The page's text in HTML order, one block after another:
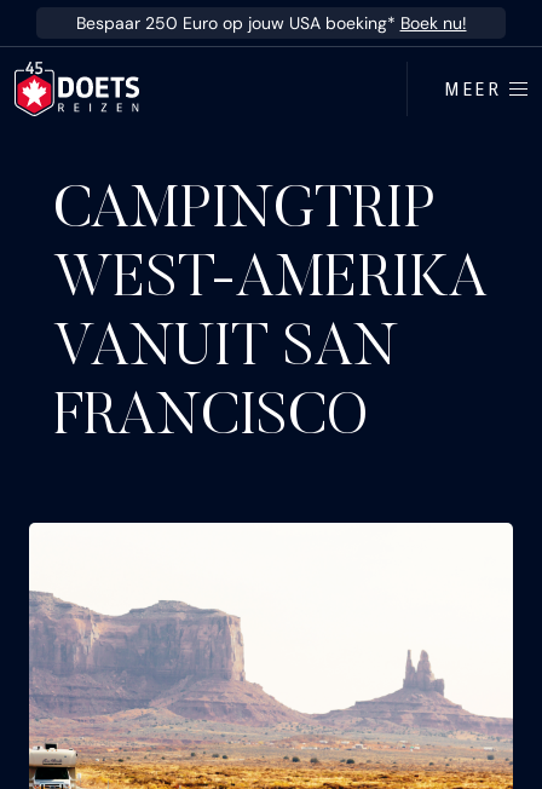
Ga direct naar inhoud
Bespaar 250 Euro op jouw USA boeking* Boek nu!
MEER
CAMPINGTRIP
WEST-AMERIKA
VANUIT SAN
FRANCISCO